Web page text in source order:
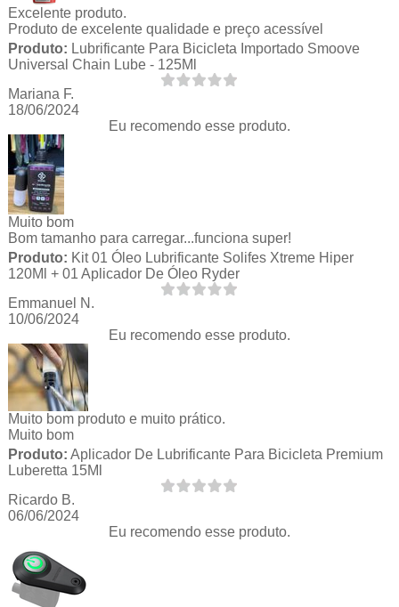
Excelente produto.
Produto de excelente qualidade e preço acessível
Produto: Lubrificante Para Bicicleta Importado Smoove
Universal Chain Lube - 125Ml
Mariana F.
18/06/2024
Eu recomendo esse produto.
Muito bom
Bom tamanho para carregar...funciona super!
Produto: Kit 01 Óleo Lubrificante Solifes Xtreme Hiper
120Ml + 01 Aplicador De Óleo Ryder
Emmanuel N.
10/06/2024
Eu recomendo esse produto.
Muito bom produto e muito prático.
Muito bom
Produto: Aplicador De Lubrificante Para Bicicleta Premium
Luberetta 15Ml
Ricardo B.
06/06/2024
Eu recomendo esse produto.